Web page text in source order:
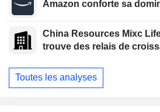
Amazon conforte sa
China Resources Mixc
trouve des relais de
Toutes les analyses